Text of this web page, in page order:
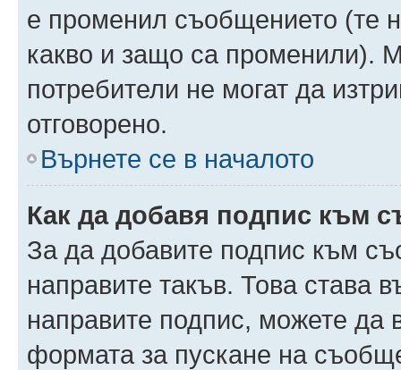
е променил съобщението (те
какво и защо са променили).
потребители не могат да
отговорено.
Върнете се в началото
Как да добавя подпис към
За да добавите подпис към
направите такъв. Това
направите подпис, можете да
формата за пускане на